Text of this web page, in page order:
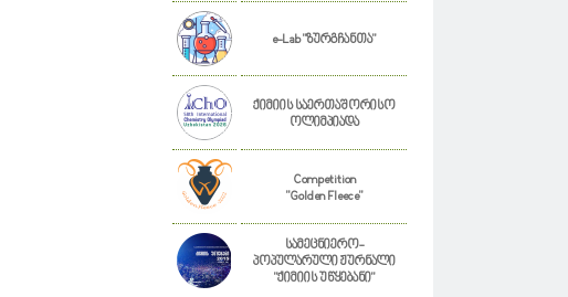
e-Lab "ზურგჩანთა"
ქიმიის საერთაშორისო
ოლიმპიადა
Competition
"Golden Fleece"
სამეცნიერო-
პოპულარული ჟურნალი
"ქიმიის უწყებანი"